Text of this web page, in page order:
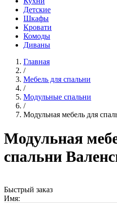
Детские
Шкафы
Кровати
Комоды
Диваны
Главная
/
Мебель для спальни
/
Модульные спальни
/
Модульная мебель для
Модульная
спальни
Быстрый заказ
Имя: